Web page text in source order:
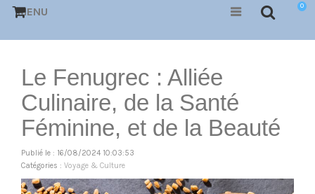
0
MENU
Le Fenugrec : Alliée
Culinaire, de la Santé
Féminine, et de la Beauté
Publié le : 16/08/2024 10:03:53
Catégories : Voyage & Culture